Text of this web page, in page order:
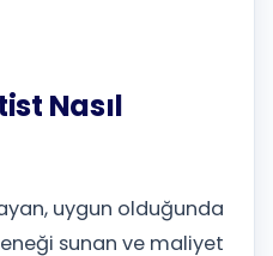
Nasıl
uygun olduğunda
sunan ve maliyet